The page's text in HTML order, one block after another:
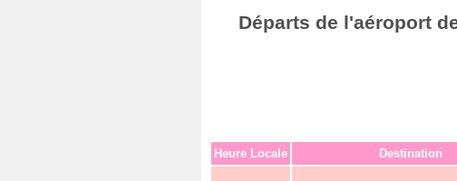
Départs de l'aéroport
Heure Locale Destination